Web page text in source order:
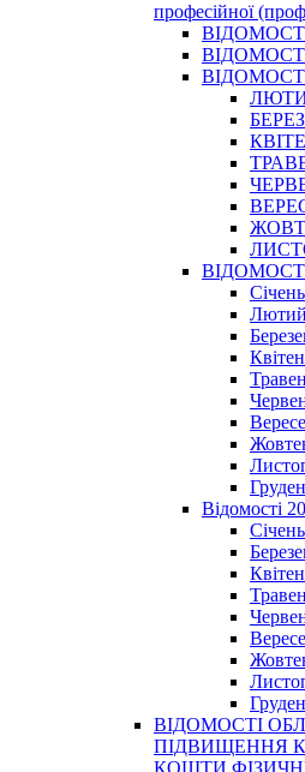
професійної
Січень
Лютий
Відомості
Січень
ВІДОМОСТІ
ПІДВИЩЕННЯ
КОШТИ